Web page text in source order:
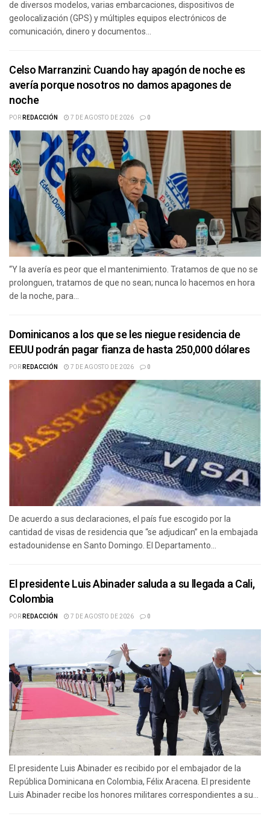
de diversos modelos, varias embarcaciones, dispositivos de
geolocalización (GPS) y múltiples equipos electrónicos de
comunicación, dinero y documentos...
Celso Marranzini: Cuando hay apagón de noche es
avería porque nosotros no damos apagones de
noche
PORREDACCIÓN 7 DE AGOSTO DE 2026 0
“Y la avería es peor que el mantenimiento. Tratamos de que no se
prolonguen, tratamos de que no sean; nunca lo hacemos en hora
de la noche, para...
Dominicanos a los que se les niegue residencia de
EEUU podrán pagar fianza de hasta 250,000 dólares
PORREDACCIÓN 7 DE AGOSTO DE 2026 0
De acuerdo a sus declaraciones, el país fue escogido por la
cantidad de visas de residencia que “se adjudican” en la embajada
estadounidense en Santo Domingo. El Departamento...
El presidente Luis Abinader saluda a su llegada a Cali,
Colombia
PORREDACCIÓN 7 DE AGOSTO DE 2026 0
El presidente Luis Abinader es recibido por el embajador de la
República Dominicana en Colombia, Félix Aracena. El presidente
Luis Abinader recibe los honores militares correspondientes a su...